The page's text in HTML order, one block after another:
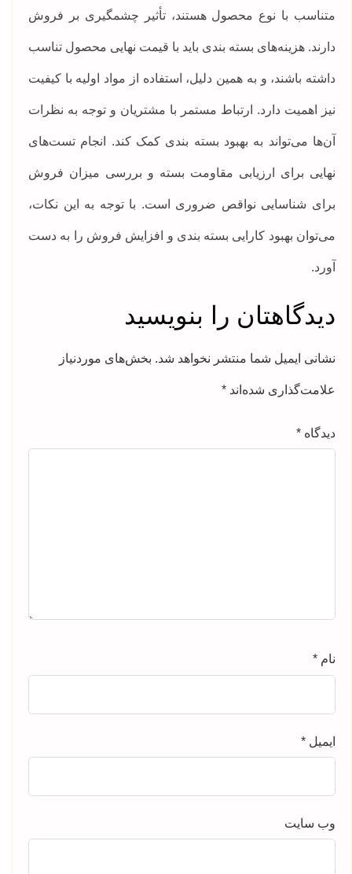
متناسب با نوع محصول هستند، تأثیر چشمگیری بر فروش
دارند. هزینه‌های بسته بندی باید با قیمت نهایی محصول تناسب
داشته باشند، و به همین دلیل، استفاده از مواد اولیه با کیفیت
نیز اهمیت دارد. ارتباط مستمر با مشتریان و توجه به نظرات
آن‌ها می‌تواند به بهبود بسته بندی کمک کند. انجام تست‌های
نهایی برای ارزیابی مقاومت بسته و بررسی میزان فروش
برای شناسایی نواقص ضروری است. با توجه به این نکات،
می‌توان بهبود کارایی بسته بندی و افزایش فروش را به دست
آورد.
دیدگاهتان را بنویسید
نشانی ایمیل شما منتشر نخواهد شد. بخش‌های موردنیاز
علامت‌گذاری شده‌اند *
دیدگاه *
نام *
ایمیل *
وب‌ سایت